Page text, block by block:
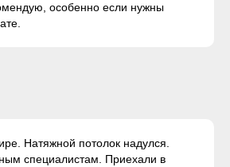
особенно если нужны
Натяжной потолок надулся.
специалистам. Приехали в